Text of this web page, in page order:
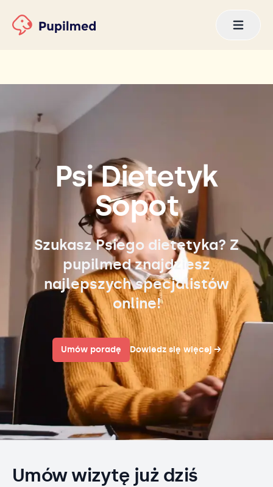
Psi Dietetyk
Sopot
Szukasz Psiego dietetyka? Z
pupilmed znajdziesz
najlepszych specjalistów
online!
Umów poradę Dowiedz się więcej →
Umów wizytę już dziś